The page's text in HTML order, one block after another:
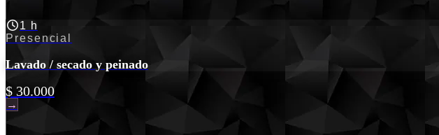
1 h
Presencial
Lavado / secado y peinado
$ 30.000
→